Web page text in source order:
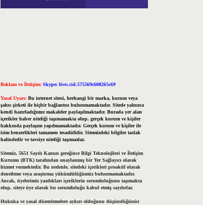
Reklam ve İletişim: Skype: live:.cid.575569c608265c69
Yasal Uyarı: Bu internet sitesi, herhangi bir marka, kurum veya
şahıs şirketi ile hiçbir bağlantısı bulunmamaktadır. Sitede yalnızca
kendi hazırladığımız makaleler paylaşılmaktadır. Burada yer alan
içerikler haber niteliği taşımamakta olup, gerçek kurum ve kişiler
hakkında paylaşım yapılmamaktadır. Gerçek kurum ve kişiler ile
isim benzerlikleri tamamen tesadüfidir. Sitemizdeki bilgiler taslak
halindedir ve tavsiye niteliği taşımazlar.
Sitemiz, 5651 Sayılı Kanun gereğince Bilgi Teknolojileri ve İletişim
Kurumu (BTK) tarafından onaylanmış bir Yer Sağlayıcı olarak
hizmet vermektedir. Bu nedenle, sitedeki içerikleri proaktif olarak
denetleme veya araştırma yükümlülüğümüz bulunmamaktadır.
Ancak, üyelerimiz yazdıkları içeriklerin sorumluluğunu taşımakta
olup, siteye üye olarak bu sorumluluğu kabul etmiş sayılırlar.
Hukuka ve yasal düzenlemelere aykırı olduğunu düşündüğünüz